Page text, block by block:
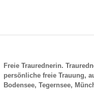
Freie Traurednerin.
persönliche freie Trauung,
Bodensee, Tegernsee,